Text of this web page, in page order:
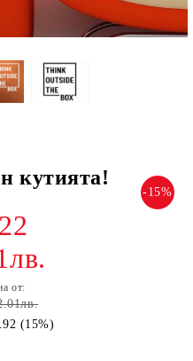
кутията!
-15%
от:
(15%)